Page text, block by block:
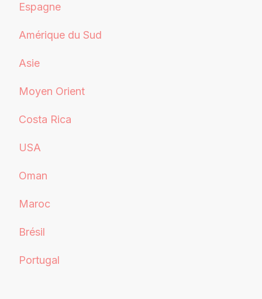
Espagne
Amérique du Sud
Asie
Moyen Orient
Costa Rica
USA
Oman
Maroc
Brésil
Portugal